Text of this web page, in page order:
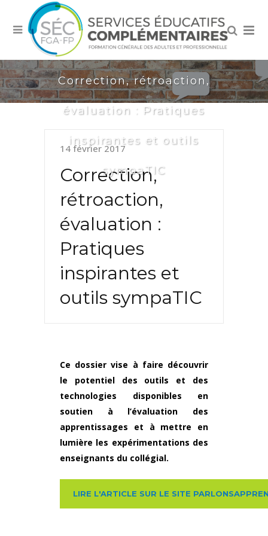
Correction, rétroaction,
évaluation : Pratiques
inspirantes et outils
sympaTIC
14 février 2017
Correction,
rétroaction,
évaluation :
Pratiques
inspirantes et
outils sympaTIC
Ce dossier vise à faire découvrir
le potentiel des outils et des
technologies disponibles en
soutien à l’évaluation des
apprentissages et à mettre en
lumière les expérimentations des
enseignants du collégial.
LIRE L'ARTICLE SUR LE SITE